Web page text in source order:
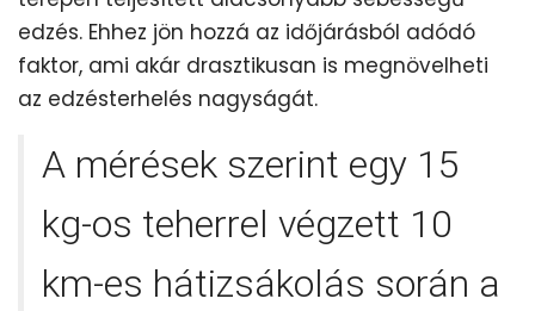
edzés. Ehhez jön hozzá az időjárásból adódó
faktor, ami akár drasztikusan is megnövelheti
az edzésterhelés nagyságát.
A mérések szerint egy 15
kg-os teherrel végzett 10
km-es hátizsákolás során a